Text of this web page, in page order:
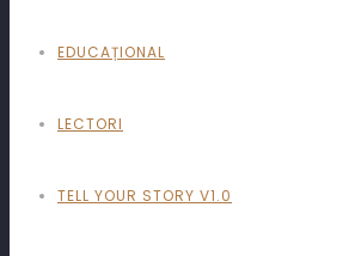
EDUCAȚIONAL
LECTORI
TELL YOUR STORY V1.0